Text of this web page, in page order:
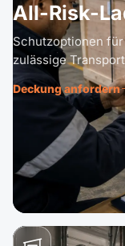
All-Risk-
Schutzoptionen
zulässige
Deckung anfordern